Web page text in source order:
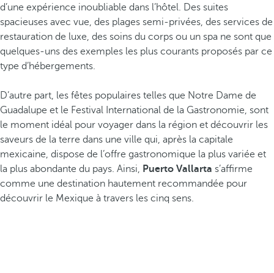
d’une expérience inoubliable dans l’hôtel. Des suites
spacieuses avec vue, des plages semi-privées, des services de
restauration de luxe, des soins du corps ou un spa ne sont que
quelques-uns des exemples les plus courants proposés par ce
type d’hébergements.
D’autre part, les fêtes populaires telles que Notre Dame de
Guadalupe et le Festival International de la Gastronomie, sont
le moment idéal pour voyager dans la région et découvrir les
saveurs de la terre dans une ville qui, après la capitale
mexicaine, dispose de l’offre gastronomique la plus variée et
la plus abondante du pays. Ainsi, Puerto Vallarta s’affirme
comme une destination hautement recommandée pour
découvrir le Mexique à travers les cinq sens.